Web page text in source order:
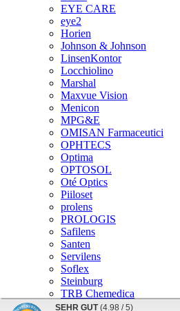
EYE CARE
eye2
Horien
Johnson & Johnson
LinsenKontor
Locchiolino
Marshal
Maxvue Vision
Menicon
MPG&E
OMISAN Farmaceutici
OPHTECS
Optima
OPTOSOL
Oté Optics
Piiloset
prolens
PROLOGIS
Safilens
Santen
Servilens
Soflex
Steinburg
TRB Chemedica
Vita Research
SEHR GUT (4.98 / 5)